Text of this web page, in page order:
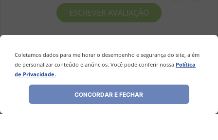
Coletamos dados para melhorar o desempenho e segurança do site, além
de personalizar conteúdo e anúncios. Você pode conferir nossa Política
de Privacidade.
CONCORDAR E FECHAR
ESCREVER AVALIAÇÃO
Perguntas&Respostas
Tem alguma dúvida sobre este produto?